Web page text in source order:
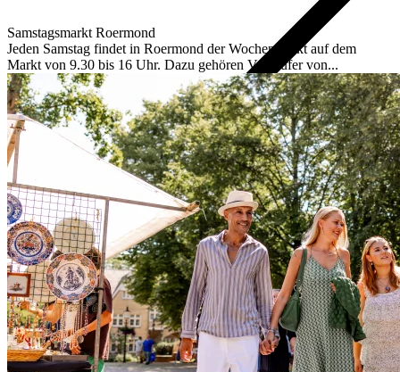
Praktische Informationen
Übernachtungen
Hotels
Bed en Breakfast
Campingplätze
Alle Hotels und B&Bs
Contrastverhogen
Samstagsmarkt Roermond
Jeden Samstag findet in Roermond der Wochenmarkt auf dem
Markt von 9.30 bis 16 Uhr. Dazu gehören Verkäufer von...